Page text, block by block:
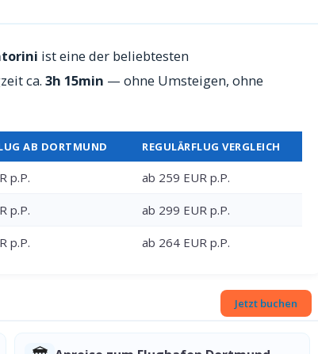
ist eine der beliebtesten
ca. 3h 15min — ohne Umsteigen, ohne
AB DORTMUND REGULÄRFLUG VERGLEICH
p.P. ab 259 EUR p.P.
p.P. ab 299 EUR p.P.
p.P. ab 264 EUR p.P.
Jetzt buchen